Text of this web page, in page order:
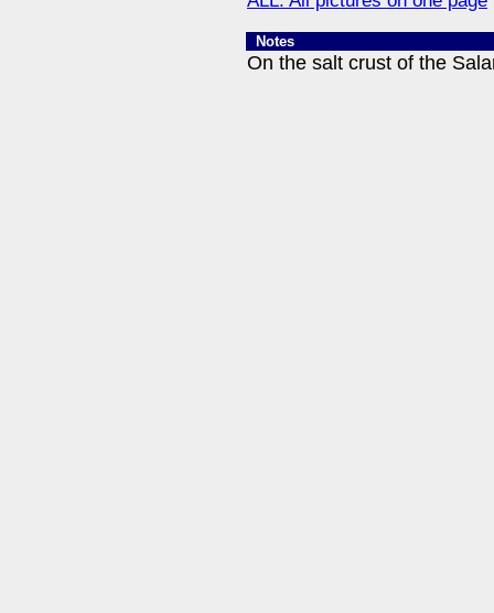
Notes
On the salt crust of the